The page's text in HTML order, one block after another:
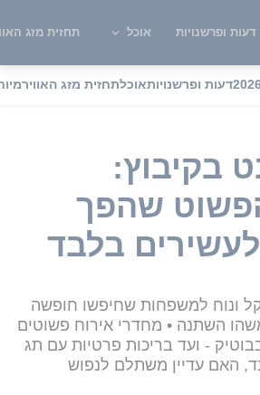
דעות ופרשנויות אוכל תחזית מזג
דעות ופרשנויותאוכלתחזית מזג האוויר
בקיבוץ:
שהפך
בלבד
ונוח למשפחות שחיפשו חופשה
השתנה • מחדרי אירוח פשוטים
- ועד בריכות פרטיות עם תג
האם עדיין משתלם לנפוש